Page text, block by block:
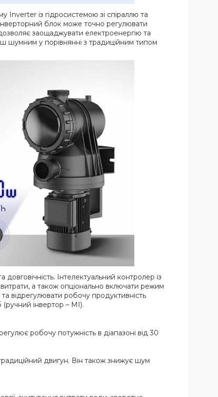
Inverter із гідросистемою зі спіраллю та
блок може точно регулювати
заощаджувати електроенергію та
шумним у порівнянні з традиційним типом
Інтелектуальний контролер із
а також опціонально включати режим
відрегулювати робочу продуктивність
інвертор – MI).
робочу потужність в діапазоні від 30
двигун. Він також знижує шум